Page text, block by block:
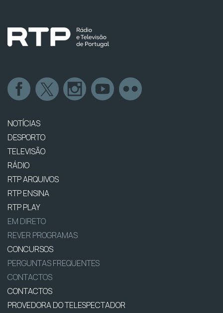
NOTÍCIAS
DESPORTO
TELEVISÃO
RÁDIO
RTP ARQUIVOS
RTP ENSINA
RTP PLAY
EM DIRETO
REVER PROGRAMAS
CONCURSOS
PERGUNTAS FREQUENTES
CONTACTOS
CONTACTOS
PROVEDORA DO TELESPECTADOR